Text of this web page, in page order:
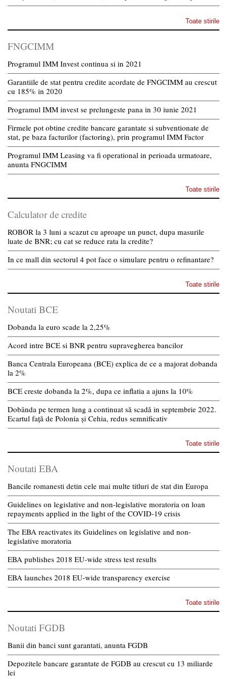
Toate stirile
FNGCIMM
Programul IMM Invest continua si in 2021
Garantiile de stat pentru credite acordate de FNGCIMM au crescut
cu 185% in 2020
Programul IMM invest se prelungeste pana in 30 iunie 2021
Firmele pot obtine credite bancare garantate si subventionate de
stat, pe baza facturilor (factoring), prin programul IMM Factor
Programul IMM Leasing va fi operational in perioada urmatoare,
anunta FNGCIMM
Toate stirile
Calculator de credite
ROBOR la 3 luni a scazut cu aproape un punct, dupa masurile
luate de BNR; cu cat se reduce rata la credite?
In ce mall din sectorul 4 pot face o simulare pentru o refinantare?
Toate stirile
Noutati BCE
Dobanda la euro scade la 2,25%
Acord intre BCE si BNR pentru supravegherea bancilor
Banca Centrala Europeana (BCE) explica de ce a majorat dobanda
la 2%
BCE creste dobanda la 2%, dupa ce inflatia a ajuns la 10%
Dobânda pe termen lung a continuat să scadă in septembrie 2022.
Ecartul față de Polonia și Cehia, redus semnificativ
Toate stirile
Noutati EBA
Bancile romanesti detin cele mai multe titluri de stat din Europa
Guidelines on legislative and non-legislative moratoria on loan
repayments applied in the light of the COVID-19 crisis
The EBA reactivates its Guidelines on legislative and non-
legislative moratoria
EBA publishes 2018 EU-wide stress test results
EBA launches 2018 EU-wide transparency exercise
Toate stirile
Noutati FGDB
Banii din banci sunt garantati, anunta FGDB
Depozitele bancare garantate de FGDB au crescut cu 13 miliarde
lei